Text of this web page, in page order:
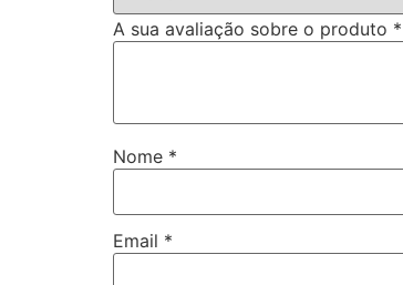
A sua avaliação sobre o produto *
Nome *
Email *